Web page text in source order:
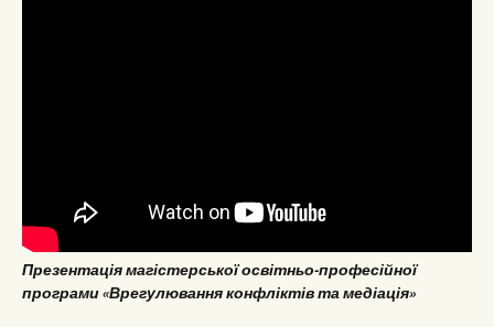
Презентація магістерської освітньо-професійної
програми «Врегулювання конфліктів та медіація»